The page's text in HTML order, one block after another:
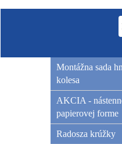
Montážna sada
kolesa
AKCIA -
papierovej forme
Radosza krúžky